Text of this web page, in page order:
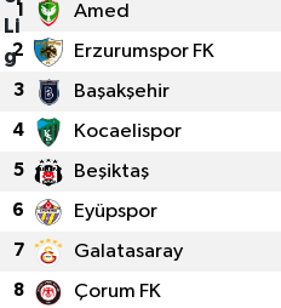
1 Amed
2 Erzurumspor FK
3 Başakşehir
4 Kocaelispor
5 Beşiktaş
6 Eyüpspor
7 Galatasaray
8 Çorum FK